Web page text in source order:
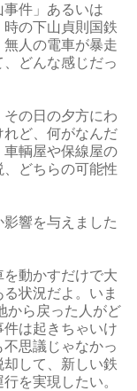
件」あるいは
時の下山貞則国鉄
人の電車が暴走
どんな感じだっ
の日の夕方にわ
ど、何がなんだ
輌屋や保線屋の
どちらの可能性
響を与えました
動かすだけで大
状況だよ。いま
から戻った人がど
は起きちゃいけ
思議じゃなかっ
して、新しい鉄
を実現したい。